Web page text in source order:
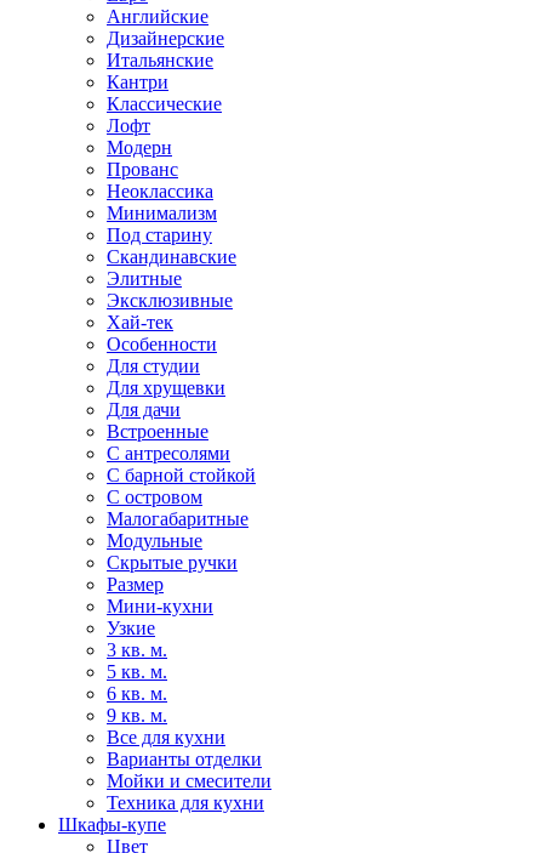
Английские
Дизайнерские
Итальянские
Кантри
Классические
Лофт
Модерн
Прованс
Неоклассика
Минимализм
Под старину
Скандинавские
Элитные
Эксклюзивные
Хай-тек
Особенности
Для студии
Для хрущевки
Для дачи
Встроенные
С антресолями
С барной стойкой
С островом
Малогабаритные
Модульные
Скрытые ручки
Размер
Мини-кухни
Узкие
3 кв. м.
5 кв. м.
6 кв. м.
9 кв. м.
Все для кухни
Варианты отделки
Мойки и смесители
Техника для кухни
Шкафы-купе
Цвет